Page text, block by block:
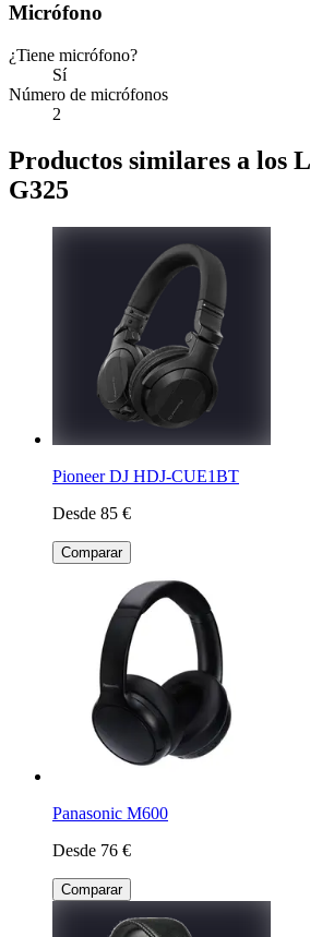
Micrófono
¿Tiene micrófono?
Sí
Número de micrófonos
2
Productos similares a los
G325
Pioneer DJ HDJ-CUE1BT
Desde 85 €
Comparar
Panasonic M600
Desde 76 €
Comparar